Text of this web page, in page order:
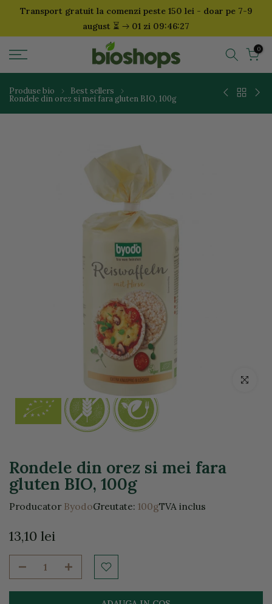
SariTransport gratuit la comenzi peste 150 lei - doar pe 7-9
august ⏳ 01 zi 09:46:26
0
Produse bio Best sellers
Rondele din orez si mei fara gluten BIO, 100g
Click
Rondele din orez si mei fara
gluten BIO, 100g
Producator ByodoGreutate: 100gTVA inclus
13,10 lei